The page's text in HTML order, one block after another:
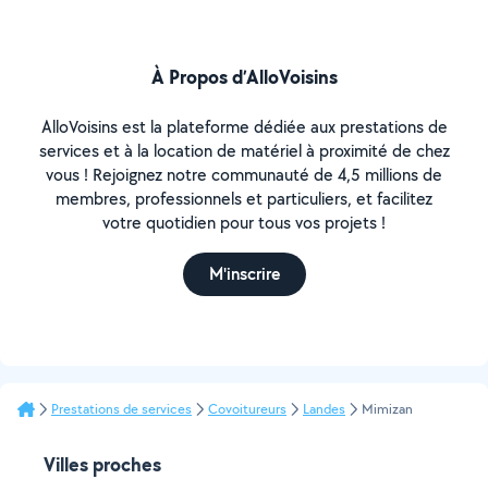
À Propos d’AlloVoisins
AlloVoisins est la plateforme dédiée aux prestations de
services et à la location de matériel à proximité de chez
vous ! Rejoignez notre communauté de 4,5 millions de
membres, professionnels et particuliers, et facilitez
votre quotidien pour tous vos projets !
M'inscrire
Prestations de services Covoitureurs Landes Mimizan
Villes proches